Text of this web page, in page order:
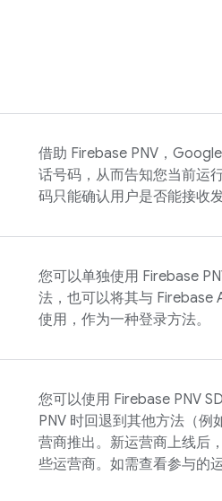
借助 Firebase PNV ，
话号码，从而告知您当前运
码只能确认用户是否能接收
您可以单独使用 Firebase
法，也可以将其与 Firebase
使用，作为一种登录方法。
您可以使用 Firebase PNV
PNV 时回退到其他方法（例
营商推出。新运营商上线后
些运营商。如需查看参与的